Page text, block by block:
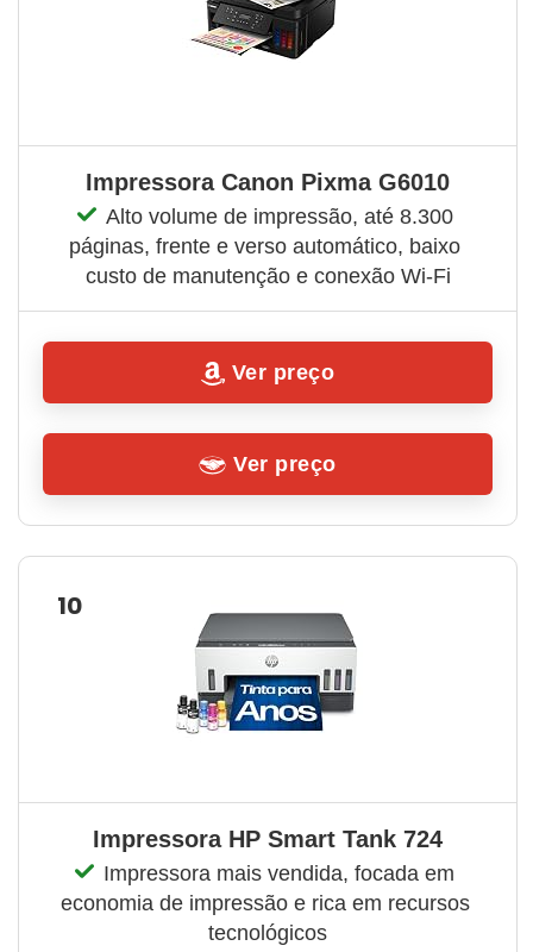
Impressora Canon Pixma G6010
Alto volume de impressão, até 8.300
páginas, frente e verso automático, baixo
custo de manutenção e conexão Wi-Fi
Ver preço
Ver preço
10
Impressora HP Smart Tank 724
Impressora mais vendida, focada em
economia de impressão e rica em recursos
tecnológicos